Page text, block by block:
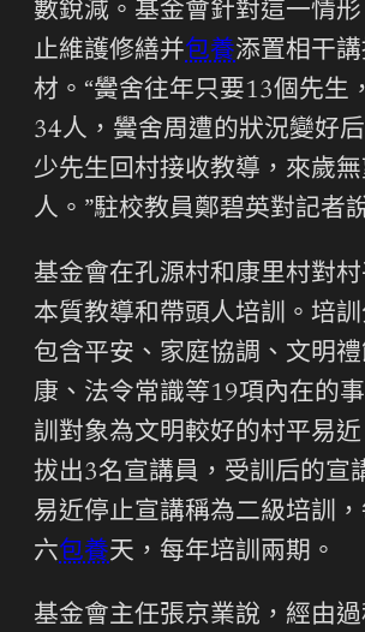
數銳減。基金會針對這一情
止維護修繕并包養添置相干
材。“黌舍往年只要13個先生
34人，黌舍周遭的狀況變好
少先生回村接收教導，來歲
人。”駐校教員鄭碧英對記者
基金會在孔源村和康里村對
本質教導和帶頭人培訓。培訓
包含平安、家庭協調、文明
康、法令常識等19項內在的
訓對象為文明較好的村平易
拔出3名宣講員，受訓后的宣
易近停止宣講稱為二級培訓
六包養天，每年培訓兩期。
基金會主任張京業說，經由